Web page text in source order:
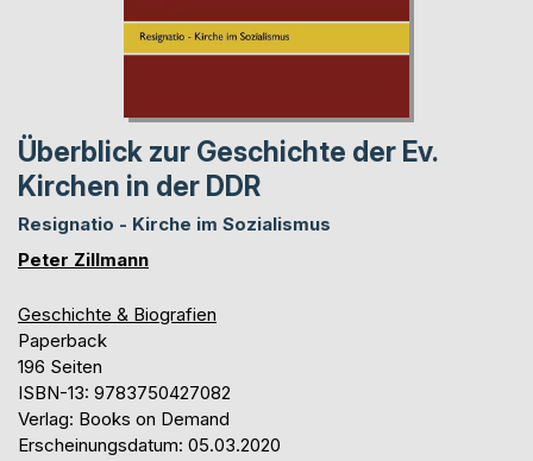
Überblick zur Geschichte der Ev.
Kirchen in der DDR
Resignatio - Kirche im Sozialismus
Peter Zillmann
Geschichte & Biografien
Paperback
196 Seiten
ISBN-13: 9783750427082
Verlag: Books on Demand
Erscheinungsdatum: 05.03.2020